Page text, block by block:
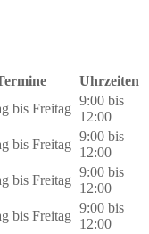
Uhrzeiten
bis Freitag
9:00 bis
12:00
bis Freitag
9:00 bis
12:00
bis Freitag
9:00 bis
12:00
bis Freitag
9:00 bis
12:00